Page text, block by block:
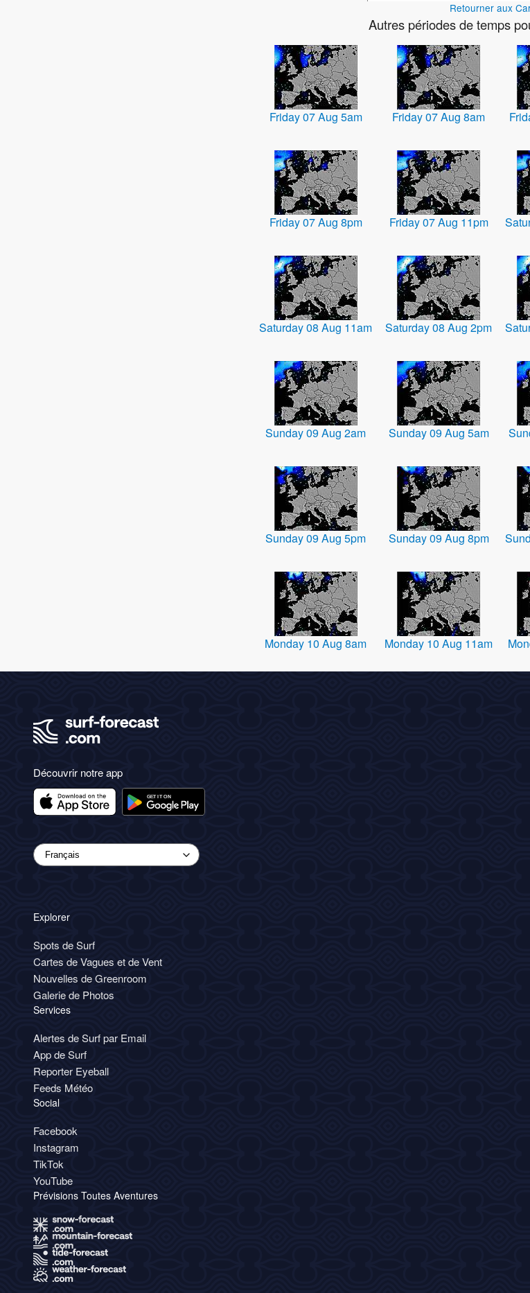
Retourner aux
Autres périodes de temps
Friday 07 Aug 5am Friday 07 Aug 8am
Friday 07 Aug 8pm Friday 07 Aug 11pm
Saturday 08 Aug 11am Saturday 08 Aug 2pm
Sunday 09 Aug 2am Sunday 09 Aug 5am
Sunday 09 Aug 5pm Sunday 09 Aug 8pm
Monday 10 Aug 8am Monday 10 Aug 11am
Découvrir notre app
Explorer
Spots de Surf
Cartes de Vagues et de Vent
Nouvelles de Greenroom
Galerie de Photos
Services
Alertes de Surf par Email
App de Surf
Reporter Eyeball
Feeds Météo
Social
Facebook
Instagram
TikTok
YouTube
Prévisions Toutes Aventures